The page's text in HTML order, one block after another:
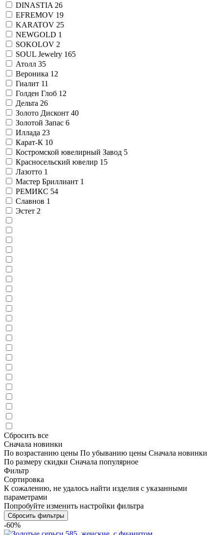
DINASTIA 26
EFREMOV 19
KARATOV 25
NEWGOLD 1
SOKOLOV 2
SOUL Jewelry 165
Атолл 35
Вероника 12
Гиалит 11
Голден Глоб 12
Дельта 26
Золото Дисконт 40
Золотой Запас 6
Иллада 23
Карат-К 10
Костромской ювелирный Завод 5
Красносельский ювелир 15
Лазотто 1
Мастер Бриллиант 1
РЕМИКС 54
Славнов 1
Эстет 2
Сбросить все
Сначала новинки
По возрастанию цены По убыванию цены Сначала новинки
По размеру скидки Сначала популярное
Фильтр
Сортировка
К сожалению, не удалось найти изделия с указанными
параметрами
Попробуйте изменить настройки фильтра
Сбросить фильтры
-60%